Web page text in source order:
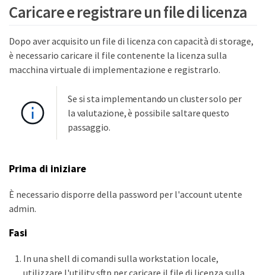
Caricare e registrare un file di licenza
Dopo aver acquisito un file di licenza con capacità di storage,
è necessario caricare il file contenente la licenza sulla
macchina virtuale di implementazione e registrarlo.
Se si sta implementando un cluster solo per
la valutazione, è possibile saltare questo
passaggio.
Prima di iniziare
È necessario disporre della password per l'account utente
admin.
Fasi
In una shell di comandi sulla workstation locale,
utilizzare l'utility sftp per caricare il file di licenza sulla